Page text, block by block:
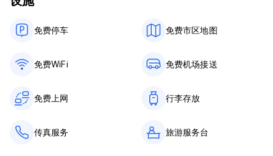
11:00前退房。
抵达后仅可使用现金支付余款！
含税。
不含早餐 - 每人每天 8 欧元。服务地点为我们姐妹酒店
一般的：
免费停车 免费市区地图
免费WiFi 免费机场接送
免费上网 行李存放
传真服务 旅游服务台